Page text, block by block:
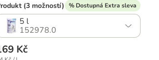
(3 možností) % Dostupná Extra sleva
5 l
152978.0
Kč